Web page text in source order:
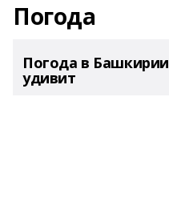
Погода
Погода в Башкирии
удивит